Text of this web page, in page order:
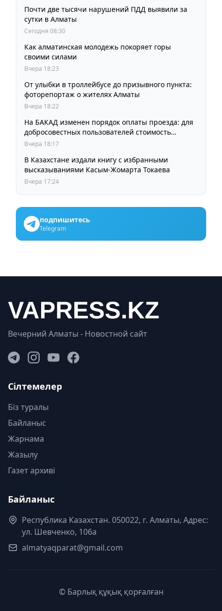
Почти две тысячи нарушений ПДД выявили за
сутки в Алматы
Сегодня 08:30
Как алматинская молодежь покоряет горы
своими силами
Вчера 18:23
От улыбки в троллейбусе до призывного пункта:
фоторепортаж о жителях Алматы
Вчера 18:22
На БАКАД изменен порядок оплаты проезда: для
добросовестных пользователей стоимость
остается прежней
Вчера 18:17
В Казахстане издали книгу с избранными
высказываниями Касым-Жомарта Токаева
Вчера 17:24
подпишитесь
Telegram
Вечерний Алматы - Новостной сайт
Сілтемелер
Біз туралы
Байланыс
Жарнама
Жазылу
Газет архиві
Байланыс
Республика Казахстан. 050022, г. Алматы, Адрес:
ул. Шевченко, 106а
almatyaqparat@gmail.com
© Барлық құқық қорғалған